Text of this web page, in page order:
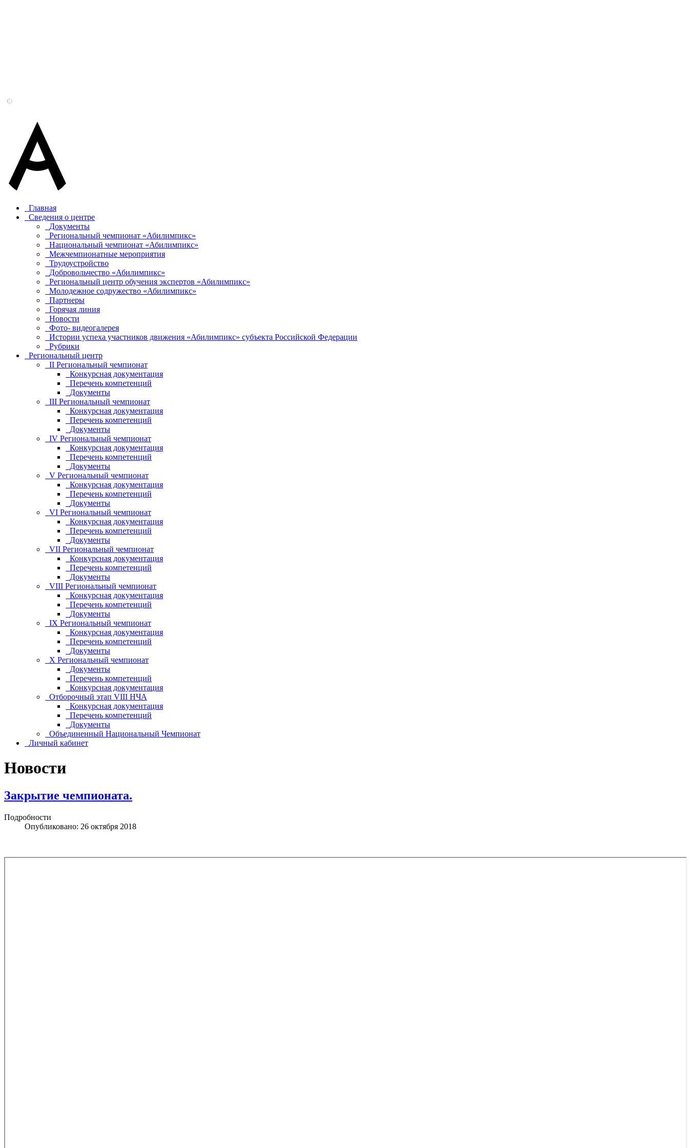
Главная
Сведения о центре
Документы
Региональный чемпионат «Абилимпикс»
Национальный чемпионат «Абилимпикс»
Межчемпионатные мероприятия
Трудоустройство
Добровольчество «Абилимпикс»
Региональный центр обучения экспертов «Абилимпикс»
Молодежное содружество «Абилимпикс»
Партнеры
Горячая линия
Новости
Фото- видеогалерея
Истории успеха участников движения «Абилимпикс» субъекта Российской Федерации
Рубрики
Региональный центр
II Региональный чемпионат
Конкурсная документация
Перечень компетенций
Документы
III Региональный чемпионат
Конкурсная документация
Перечень компетенций
Документы
IV Региональный чемпионат
Конкурсная документация
Перечень компетенций
Документы
V Региональный чемпионат
Конкурсная документация
Перечень компетенций
Документы
VI Региональный чемпионат
Конкурсная документация
Перечень компетенций
Документы
VII Региональный чемпионат
Конкурсная документация
Перечень компетенций
Документы
VIII Региональный чемпионат
Конкурсная документация
Перечень компетенций
Документы
IX Региональный чемпионат
Конкурсная документация
Перечень компетенций
Документы
Х Региональный чемпионат
Документы
Перечень компетенций
Конкурсная документация
Отборочный этап VIII НЧА
Конкурсная документация
Перечень компетенций
Документы
Объединенный Национальный Чемпионат
Личный кабинет
Новости
Закрытие чемпионата.
Подробности
Опубликовано: 26 октября 2018